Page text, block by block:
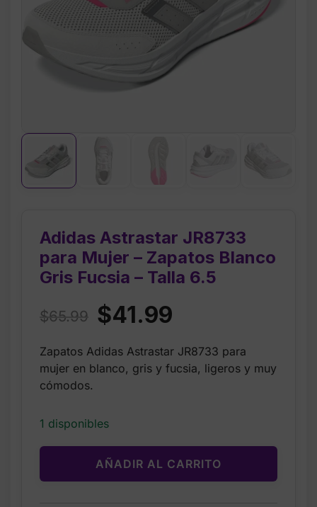
Adidas Astrastar JR8733
para Mujer – Zapatos Blanco
Gris Fucsia – Talla 6.5
$65.99
Original
was:
$41.99
is:
Zapatos Adidas Astrastar JR8733 para
mujer en blanco, gris y fucsia, ligeros y muy
cómodos.
1 disponibles
AÑADIR AL CARRITO